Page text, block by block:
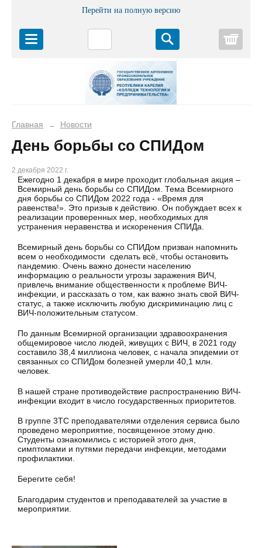
Перейти на полную версию
Главная → Новости
День борьбы со СПИДом
2 декабря 2022 г.
Ежегодно 1 декабря в мире проходит глобальная акция –
Всемирный день борьбы со СПИДом. Тема Всемирного
дня борьбы со СПИДом 2022 года - «Время для
равенства!». Это призыв к действию. Он побуждает всех к
реализации проверенных мер, необходимых для
устранения неравенства и искоренения СПИДа.
Всемирный день борьбы со СПИДом призван напомнить
всем о необходимости сделать всё, чтобы остановить
пандемию. Очень важно донести населению
информацию о реальности угрозы заражения ВИЧ,
привлечь внимание общественности к проблеме ВИЧ-
инфекции, и рассказать о том, как важно знать свой ВИЧ-
статус, а также исключить любую дискриминацию лиц с
ВИЧ-положительным статусом.
По данным Всемирной организации здравоохранения
общемировое число людей, живущих с ВИЧ, в 2021 году
составило 38,4 миллиона человек, с начала эпидемии от
связанных со СПИДом болезней умерли 40,1 млн.
человек.
В нашей стране противодействие распространению ВИЧ-
инфекции входит в число государственных приоритетов.
В группе 3ТС преподавателями отделения сервиса было
проведено мероприятие, посвященное этому дню.
Студенты ознакомились с историей этого дня,
симптомами и путями передачи инфекции, методами
профилактики.
Берегите себя!
Благодарим студентов и преподавателей за участие в
мероприятии.